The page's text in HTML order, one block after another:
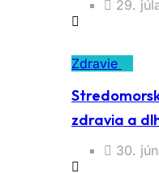
29.
Zdravie
zdravia a
30.